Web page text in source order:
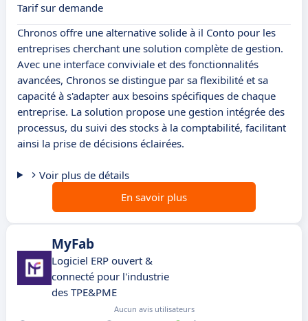
Tarif sur demande
Chronos offre une alternative solide à il Conto pour les
entreprises cherchant une solution complète de gestion.
Avec une interface conviviale et des fonctionnalités
avancées, Chronos se distingue par sa flexibilité et sa
capacité à s'adapter aux besoins spécifiques de chaque
entreprise. La solution propose une gestion intégrée des
processus, du suivi des stocks à la comptabilité, facilitant
ainsi la prise de décisions éclairées.
Voir plus de détails
En savoir plus
MyFab
Logiciel ERP ouvert &
connecté pour l'industrie
des TPE&PME
Aucun avis utilisateurs